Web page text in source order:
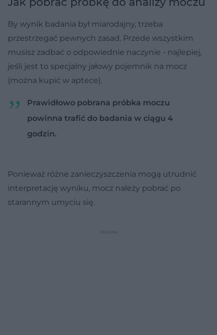
By wynik badania był miarodajny, trzeba
przestrzegać pewnych zasad. Przede wszystkim
musisz zadbać o odpowiednie naczynie - najlepiej,
jeśli jest to specjalny jałowy pojemnik na mocz
(można kupić w aptece).
Prawidłowo pobrana próbka moczu
powinna trafić do badania w ciągu 4
godzin.
Ponieważ różne zanieczyszczenia mogą utrudnić
interpretację wyniku, mocz należy pobrać po
starannym umyciu się.